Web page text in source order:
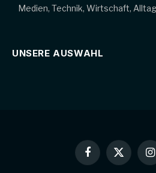
Medien, Technik, Wirtschaft,
UNSERE AUSWAHL
Facebook
X
(Twitter)